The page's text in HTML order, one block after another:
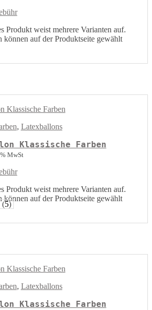
Produkt weist mehrere Varianten auf.
können auf der Produktseite gewählt
, Latexballons
Klassische Farben
MwSt
Produkt weist mehrere Varianten auf.
können auf der Produktseite gewählt
, Latexballons
Klassische Farben
(5)